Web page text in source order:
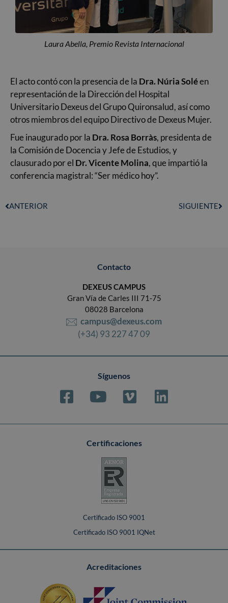
Laura Abella, Premio Revista Internacional
El acto contó con la presencia de la Dra. Núria Soléen
representación de la Dirección del Hospital
Universitario Dexeus del Grupo Quironsalud, así como
otros miembros del equipo Directivo de Dexeus Mujer.
Fue inaugurado por la Dra. Rosa Borràs, presidenta de
la Comisión de Docencia y Jefe de Estudios, y
clausurado por el Dr. Vicente Molina, que impartió la
conferencia magistral: “Ser médico hoy”.
ANTERIOR SIGUIENTE
Contacto
DEXEUS CAMPUS
Gran Vía de Carles III 71-75
08028 Barcelona
campus@dexeus.com
(+34) 93 227 47 09
Síguenos
Certificaciones
Certificado ISO 9001
Certificado ISO 9001 IQNet
Acreditaciones